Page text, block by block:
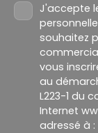
J'accepte
souhaitez
vous
au
L223-1 du
Internet
adressé à :